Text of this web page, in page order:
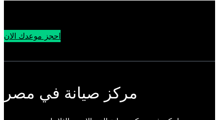
احجز موعدك الان
مركز صيانة في مصر